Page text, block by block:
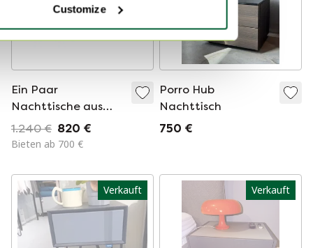
Customize
Ein Paar
Nachttische aus
Holz und Glas,
Tschechoslowakei
1.240 € 820 €
Bieten ab 700 €
Porro Hub
Nachttisch
750 €
Verkauft Verkauft